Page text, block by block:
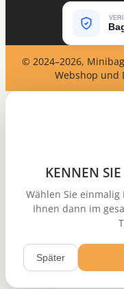
© 2024–2026,
Webshop und
KENNEN
Wählen Sie
Ihnen dann im
Später